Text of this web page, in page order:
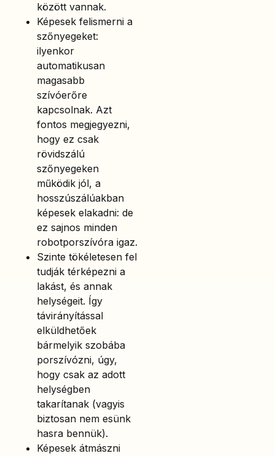
között vannak.
Képesek felismerni a
szőnyegeket:
ilyenkor
automatikusan
magasabb
szívóerőre
kapcsolnak. Azt
fontos megjegyezni,
hogy ez csak
rövidszálú
szőnyegeken
működik jól, a
hosszúszálúakban
képesek elakadni: de
ez sajnos minden
robotporszívóra igaz.
Szinte tökéletesen fel
tudják térképezni a
lakást, és annak
helységeit. Így
távirányítással
elküldhetőek
bármelyik szobába
porszívózni, úgy,
hogy csak az adott
helységben
takarítanak (vagyis
biztosan nem esünk
hasra bennük).
Képesek átmászni